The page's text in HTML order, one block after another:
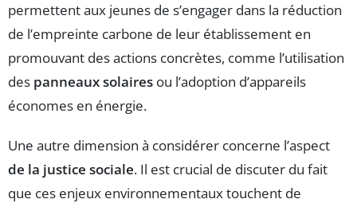
permettent aux jeunes de s’engager dans la réduction
de l’empreinte carbone de leur établissement en
promouvant des actions concrètes, comme l’utilisation
des panneaux solaires ou l’adoption d’appareils
économes en énergie.
Une autre dimension à considérer concerne l’aspect
de la justice sociale. Il est crucial de discuter du fait
que ces enjeux environnementaux touchent de